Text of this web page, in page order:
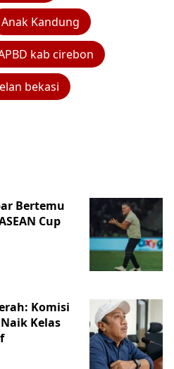
Anak Kandung
kab cirebon
bekasi
Bertemu
Cup
Komisi
Kelas